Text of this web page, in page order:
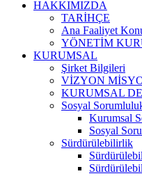
HAKKIMIZDA
TARİHÇE
Ana Faaliyet
YÖNETİM
KURUMSAL
Şirket Bilgileri
VİZYON
KURUMSAL
Sosyal
Kurumsal
Sosyal
Sürdürülebilirlik